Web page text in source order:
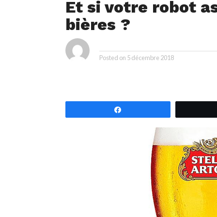
Et si votre robot
bières ?
Posted on 5 décembre 2018